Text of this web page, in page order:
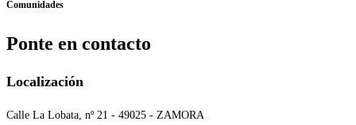
Comunidades
Ponte en contacto
Localización
Calle La Lobata, nº 21 - 49025 - ZAMORA